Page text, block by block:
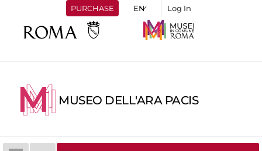
PURCHASE Log In
MUSEO DELL'ARA PACIS